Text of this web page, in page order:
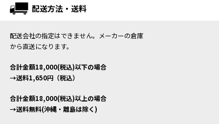
配送方法・送料
配送会社の指定はできません。メーカーの倉庫
から直送になります。
合計金額18,000(税込)以下の場合
→送料1,650円（税込）
合計金額18,000(税込)以上の場合
→送料無料(沖縄・離島は除く)